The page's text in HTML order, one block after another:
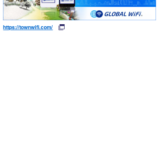
https://townwifi.com/